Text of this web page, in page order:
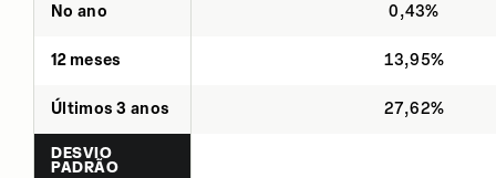
No ano 0,43%
12 meses 13,95%
Últimos 3 anos 27,62%
DESVIO
PADRÃO